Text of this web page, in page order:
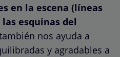
en la escena (líneas
esquinas del
nos ayuda a
y agradables a